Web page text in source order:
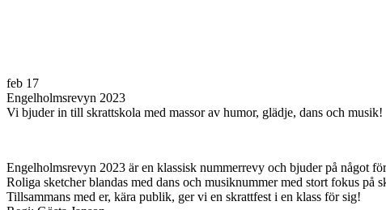
feb 17
Engelholmsrevyn 2023
Vi bjuder in till skrattskola med massor av humor, glädje, dans och musik!
Engelholmsrevyn 2023 är en klassisk nummerrevy och bjuder på något
Roliga sketcher blandas med dans och musiknummer med stort fokus
Tillsammans med er, kära publik, ger vi en skrattfest i en klass för sig!